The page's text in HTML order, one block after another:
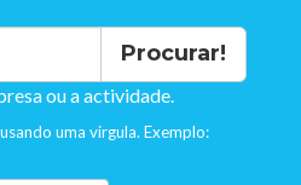
Procurar!
ou a actividade.
uma virgula. Exemplo: